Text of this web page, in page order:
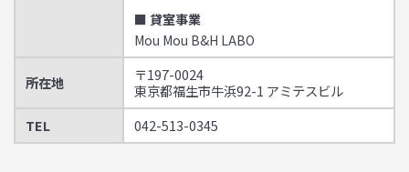
■ 貸室事業
Mou Mou B&H LABO
所在地
〒197-0024
東京都福生市牛浜92-1 アミテスビル
TEL
042-513-0345